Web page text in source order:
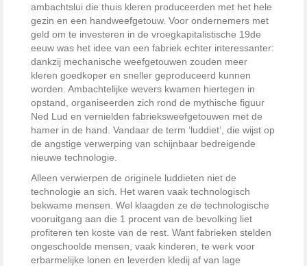
ambachtslui die thuis kleren produceerden met het hele
gezin en een handweefgetouw. Voor ondernemers met
geld om te investeren in de vroegkapitalistische 19de
eeuw was het idee van een fabriek echter interessanter:
dankzij mechanische weefgetouwen zouden meer
kleren goedkoper en sneller geproduceerd kunnen
worden. Ambachtelijke wevers kwamen hiertegen in
opstand, organiseerden zich rond de mythische figuur
Ned Lud en vernielden fabrieksweefgetouwen met de
hamer in de hand. Vandaar de term ‘luddiet’, die wijst op
de angstige verwerping van schijnbaar bedreigende
nieuwe technologie.
Alleen verwierpen de originele luddieten niet de
technologie an sich. Het waren vaak technologisch
bekwame mensen. Wel klaagden ze de technologische
vooruitgang aan die 1 procent van de bevolking liet
profiteren ten koste van de rest. Want fabrieken stelden
ongeschoolde mensen, vaak kinderen, te werk voor
erbarmelijke lonen en leverden kledij af van lage